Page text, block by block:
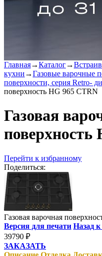
Главная→Каталог→
кухни →Газовые варочные
поверхности, серия Retro-
поверхность HG 965 CTRN
Газовая
поверхность
Перейти к избранному
Поделиться:
Газовая варочная
Версия для печати Назад к
39790 ₽
ЗАКАЗАТЬ